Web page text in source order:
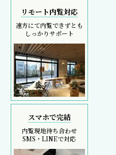
リモート内覧対応
遠方にて内覧できずとも
しっかりサポート
スマホで完結
内覧現地待ち合わせ
SMS・LINEで対応